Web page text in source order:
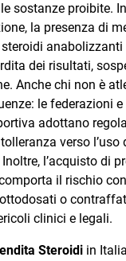
sostanze proibite.
la presenza di
anabolizzanti
dei risultati,
Anche chi non è
le federazioni
adottano
verso l’uso
l’acquisto di
il rischio
o
clinici e legali.
Steroidi in